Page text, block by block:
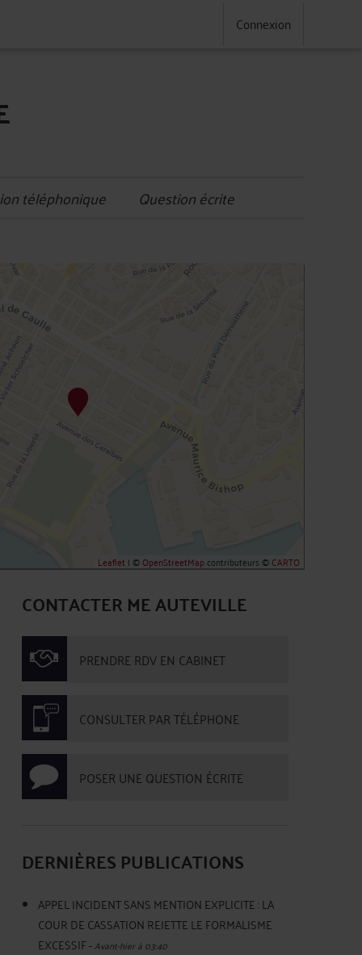
Connexion
téléphonique Question écrite
Leaflet | ©OpenStreetMapcontributeurs ©CARTO
CONTACTER ME AUTEVILLE
PRENDRE RDV EN CABINET
CONSULTER PAR TÉLÉPHONE
POSER UNE QUESTION ÉCRITE
DERNIÈRES PUBLICATIONS
APPEL INCIDENT SANS MENTION EXPLICITE : LA
COUR DE CASSATION REJETTE LE FORMALISME
EXCESSIF-Avant-hier à 03:40